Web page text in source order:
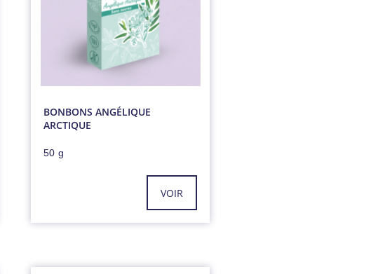
BONBONS ANGÉLIQUE
ARCTIQUE
50 g
VOIR